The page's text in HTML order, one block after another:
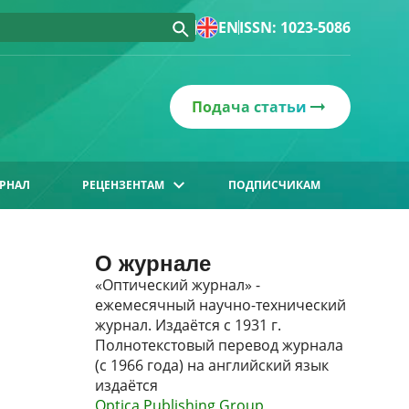
ENISSN: 1023-5086
Подача статьи
РЕЦЕНЗЕНТАМ ПОДПИСЧИКАМ
О журнале
«Оптический журнал» -
ежемесячный научно-технический
журнал. Издаётся с 1931 г.
Полнотекстовый перевод журнала
(с 1966 года) на английский язык
издаётся